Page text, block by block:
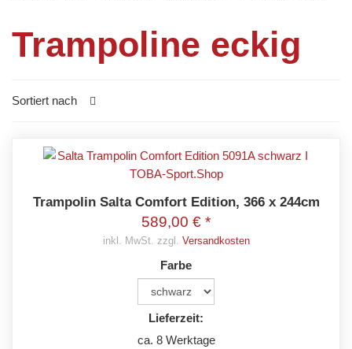
Trampoline eckig
Sortiert nach
Trampolin Salta Comfort Edition, 366 x 244cm
589,00 € *
inkl. MwSt. zzgl. Versandkosten
Farbe
Lieferzeit:
ca. 8 Werktage